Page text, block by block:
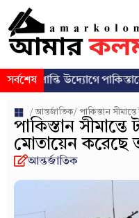
সর্বশেষউদ্যোগে পাকিস্তানের সমর্থন,
/আন্তর্জাতিক/ পাকিস্তান
পাকিস্তান সীমান্তে
মোতায়েন করেছে
আন্তর্জাতিক